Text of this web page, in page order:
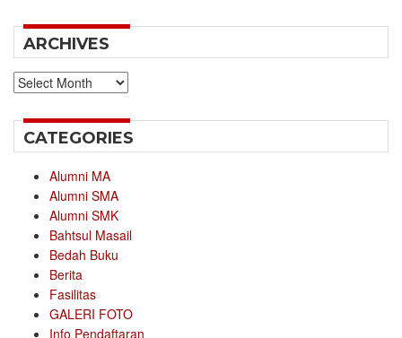
ARCHIVES
Archives
CATEGORIES
Alumni MA
Alumni SMA
Alumni SMK
Bahtsul Masail
Bedah Buku
Berita
Fasilitas
GALERI FOTO
Info Pendaftaran